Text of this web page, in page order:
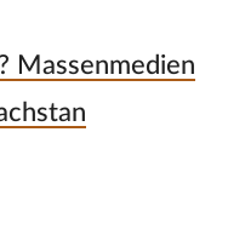
Massenmedien